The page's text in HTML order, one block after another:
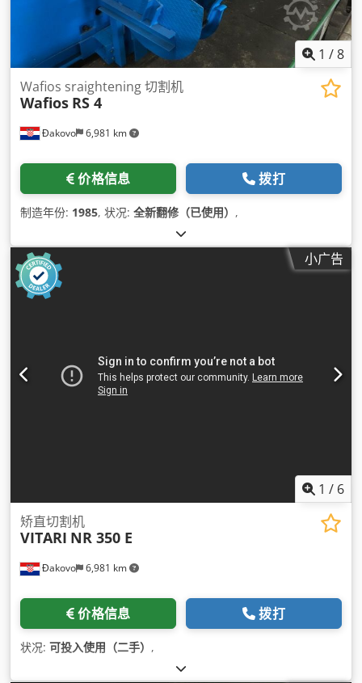
1 /8
Đakovo 6,981 km
Wafios sraightening 切割机
Wafios RS 4
价格信息 拨打
制造年份: 1985, 状况: 全新翻修（已使用） ,
小广告
1 / 6
Đakovo 6,981 km
矫直切割机
VITARI NR 350 E
价格信息 拨打
状况: 可投入使用（二手） ,